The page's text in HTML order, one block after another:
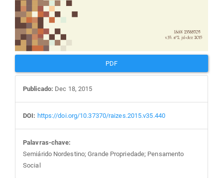
PDF
Publicado: Dec 18, 2015
DOI: https://doi.org/10.37370/raizes.2015.v35.440
Palavras-chave:
Semiárido Nordestino; Grande Propriedade; Pensamento
Social